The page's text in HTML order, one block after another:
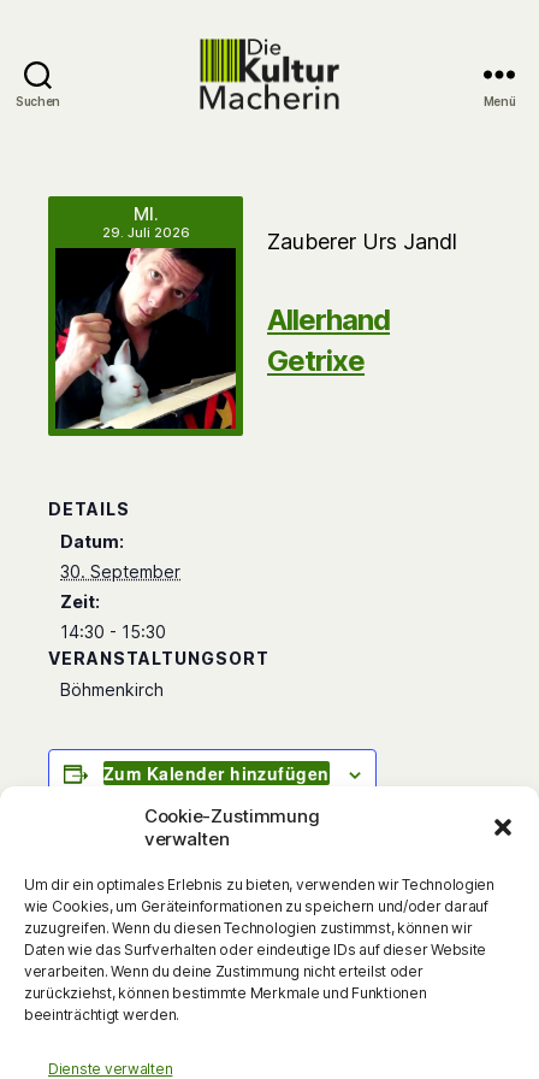
Cookie-Zustimmung
verwalten
Um dir ein optimales Erlebnis zu bieten, verwenden wir Technologien
wie Cookies, um Geräteinformationen zu speichern und/oder darauf
zuzugreifen. Wenn du diesen Technologien zustimmst, können wir
Daten wie das Surfverhalten oder eindeutige IDs auf dieser Website
verarbeiten. Wenn du deine Zustimmung nicht erteilst oder
zurückziehst, können bestimmte Merkmale und Funktionen
beeinträchtigt werden.
Dienste verwalten
Suchen Menü
MI.
29. Juli 2026 Zauberer Urs Jandl
Allerhand
Getrixe
DETAILS
Datum:
30. September
Zeit:
14:30 - 15:30
VERANSTALTUNGSORT
Böhmenkirch
Zum Kalender hinzufügen
Lautes Gekicher, ungläubiges Gelächter: G
´rad war das Ei noch da – jetzt ist es weg! Die
Himbeerlimo verwandelt sich in ein
Schnupftuch, der Zauberer kann sich wieder
einmal den Zauberspruch nicht merken, die
Zirkusprinzessin tanzt über das magische Seil